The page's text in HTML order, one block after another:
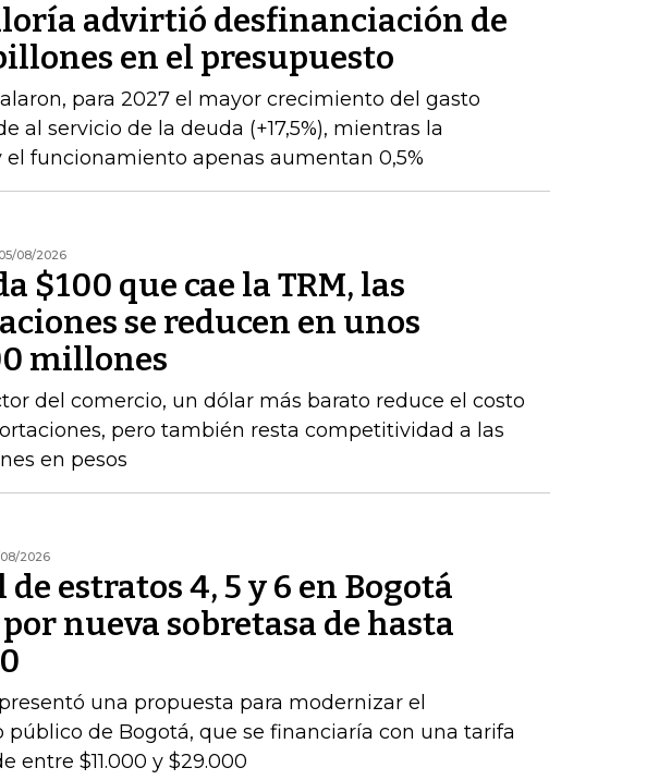
advirtió desfinanciación de
en el presupuesto
para 2027 el mayor crecimiento del gasto
al servicio de la deuda (+17,5%), mientras la
el funcionamiento apenas aumentan 0,5%
05/08/2026
$100 que cae la TRM, las
se reducen en unos
millones
del comercio, un dólar más barato reduce el costo
pero también resta competitividad a las
en pesos
2026
de estratos 4, 5 y 6 en Bogotá
nueva sobretasa de hasta
una propuesta para modernizar el
público de Bogotá, que se financiaría con una tarifa
entre $11.000 y $29.000